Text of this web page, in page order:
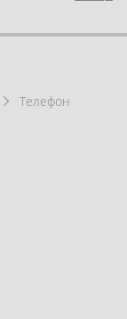
Телефон